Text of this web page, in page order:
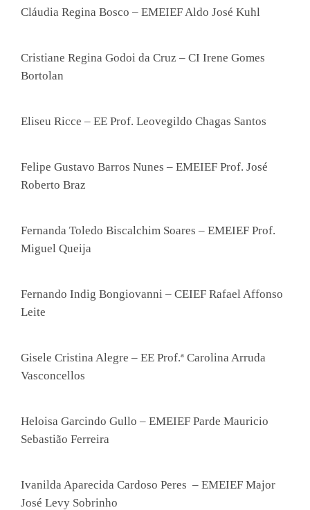
Cláudia Regina Bosco – EMEIEF Aldo José Kuhl
Cristiane Regina Godoi da Cruz – CI Irene Gomes
Bortolan
Eliseu Ricce – EE Prof. Leovegildo Chagas Santos
Felipe Gustavo Barros Nunes – EMEIEF Prof. José
Roberto Braz
Fernanda Toledo Biscalchim Soares – EMEIEF Prof.
Miguel Queija
Fernando Indig Bongiovanni – CEIEF Rafael Affonso
Leite
Gisele Cristina Alegre – EE Prof.ª Carolina Arruda
Vasconcellos
Heloisa Garcindo Gullo – EMEIEF Parde Mauricio
Sebastião Ferreira
Ivanilda Aparecida Cardoso Peres – EMEIEF Major
José Levy Sobrinho